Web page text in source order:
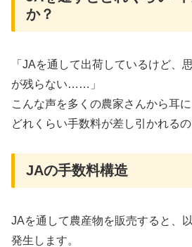
か？
「JAを通して出荷しているけど、
が残らない……」
こんな声を多くの農家さんから耳
どれくらい手数料が差し引かれるの
JAの手数料構造
JAを通して農産物を販売すると、
発生します。